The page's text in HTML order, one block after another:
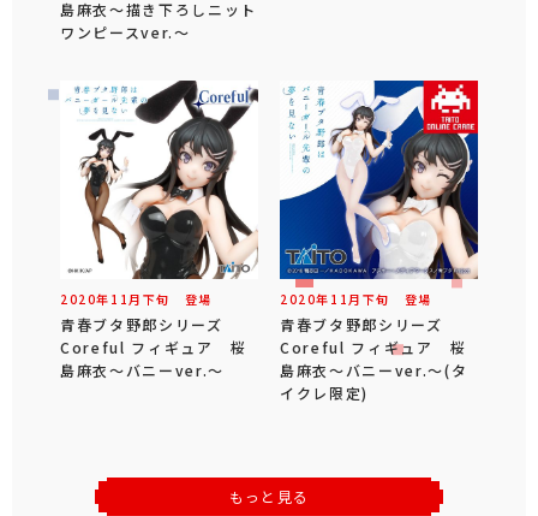
島麻衣～描き下ろしニット
ワンピースver.～
2020年 11 月 下旬 登場
青春ブタ野郎シリーズ
Coreful フィギュア 桜
島麻衣～バニーver.～
2020年 11 月 下旬 登場
青春ブタ野郎シリーズ
Coreful フィギュア 桜
島麻衣～バニーver.～(タ
イクレ限定)
もっと見る